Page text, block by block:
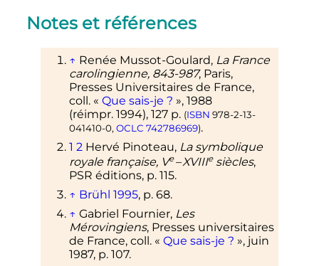
Notes et références
↑ Renée Mussot-Goulard, La France
carolingienne, 843-987, Paris,
Presses Universitaires de France,
coll. « Que sais-je ? », 1988
(réimpr. 1994), 127 p. (ISBN 978-2-13-
041410-0, OCLC 742786969).
1 2 Hervé Pinoteau, La symbolique
royale française, Ve–XVIIIe siècles,
PSR éditions, p. 115.
↑ Brühl 1995, p. 68.
↑ Gabriel Fournier, Les
Mérovingiens, Presses universitaires
de France, coll. « Que sais-je ? », juin
1987, p. 107.